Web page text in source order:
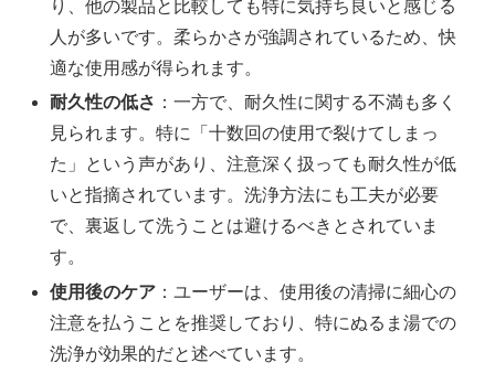
り、他の製品と比較しても特に気持ち良いと感じる
人が多いです。柔らかさが強調されているため、快
適な使用感が得られます。
耐久性の低さ ：一方で、耐久性に関する不満も多く
見られます。特に「十数回の使用で裂けてしまっ
た」という声があり、注意深く扱っても耐久性が低
いと指摘されています。洗浄方法にも工夫が必要
で、裏返して洗うことは避けるべきとされていま
す。
使用後のケア ：ユーザーは、使用後の清掃に細心の
注意を払うことを推奨しており、特にぬるま湯での
洗浄が効果的だと述べています。